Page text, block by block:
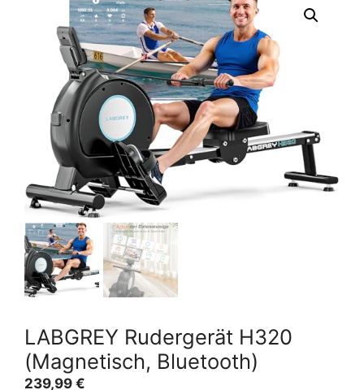
LABGREY Rudergerät H320
(Magnetisch, Bluetooth)
239,99 €